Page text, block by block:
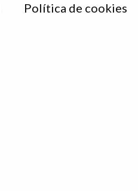
Política de cookies